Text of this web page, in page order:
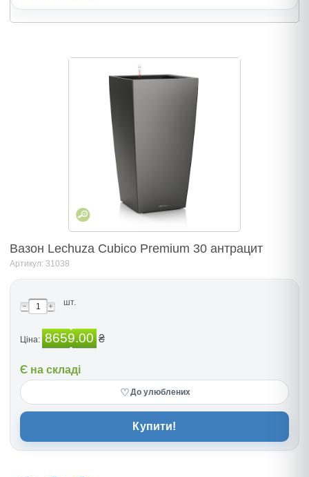
Вазон Lechuza Cubico Premium 30 антрацит
Артикул: 31038
шт.
Ціна: 8659.00 ₴
Є на складі
♡До улюблених
Купити!